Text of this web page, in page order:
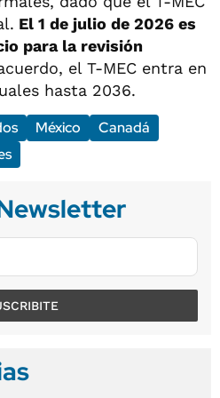
El 1 de julio de 2026 es
para la revisión
el T-MEC entra en
hasta 2036.
México
Canadá